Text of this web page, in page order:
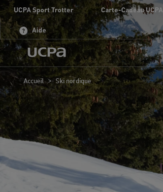
UCPA Sport Trotter Carte-Cadeau UCPA
Aide
Accueil > Ski nordique